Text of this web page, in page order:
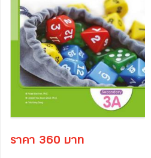
ราคา 360 บาท